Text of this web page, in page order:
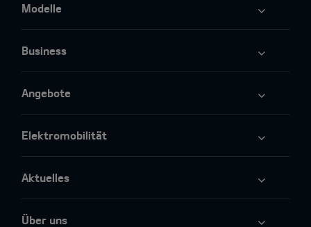
Modelle
Business
Angebote
Elektromobilität
Aktuelles
Über uns